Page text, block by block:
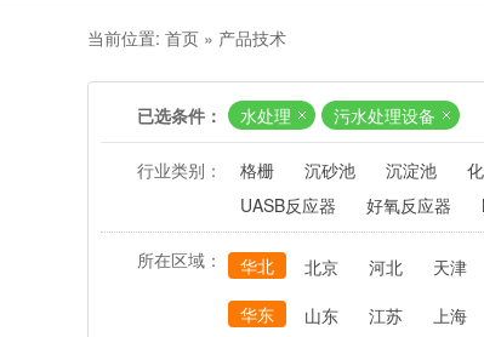
当前位置: 首页 » 产品技术
已选条件： 水处理 污水处理设备
行业类别： 格栅 沉砂池 沉淀池
UASB反应器
好氧反应器
所在区域： 华北 北京 河北 天津
华东
山东 江苏 上海